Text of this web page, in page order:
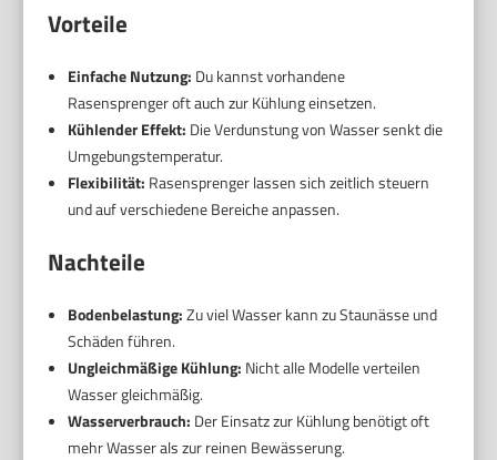
Vorteile
Einfache Nutzung: Du kannst vorhandene
Rasensprenger oft auch zur Kühlung einsetzen.
Kühlender Effekt: Die Verdunstung von Wasser senkt die
Umgebungstemperatur.
Flexibilität: Rasensprenger lassen sich zeitlich steuern
und auf verschiedene Bereiche anpassen.
Nachteile
Bodenbelastung:Zu viel Wasser kann zu Staunässe und
Schäden führen.
Ungleichmäßige Kühlung: Nicht alle Modelle verteilen
Wasser gleichmäßig.
Wasserverbrauch: Der Einsatz zur Kühlung benötigt oft
mehr Wasser als zur reinen Bewässerung.